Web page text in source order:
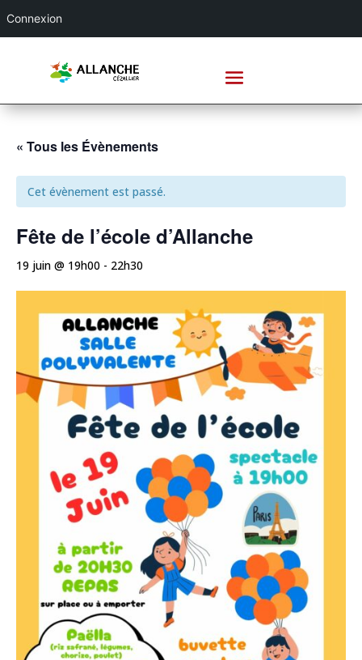
« Tous les Évènements
Cet évènement est passé.
Fête de l’école d’Allanche
19 juin @ 19h00 - 22h30
Connexion